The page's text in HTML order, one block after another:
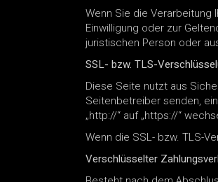
Wenn Sie die
Einwilligung oder zur
juristischen Person oder
SSL- bzw. TLS-
Diese Seite nutzt aus
Seitenbetreiber senden,
„http://“ auf „https://“
Wenn die SSL- bzw. TLS-
Verschlüsselter